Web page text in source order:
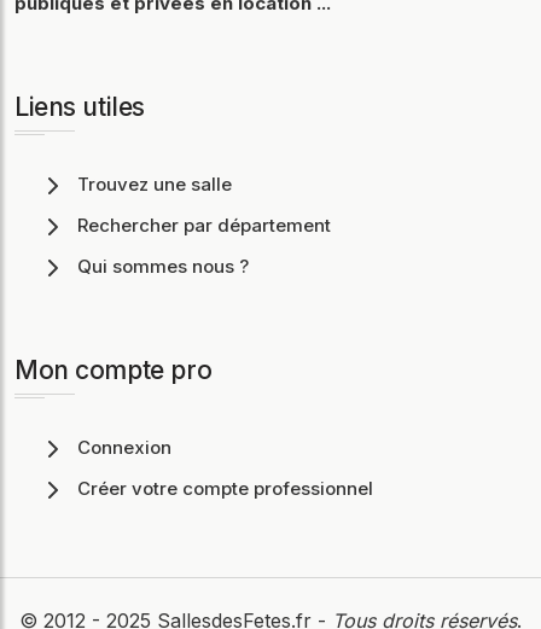
Liens utiles
Trouvez une salle
Rechercher par département
Qui sommes nous ?
Mon compte pro
Connexion
Créer votre compte professionnel
© 2012 - 2025 SallesdesFetes.fr - Tous droits réservés.